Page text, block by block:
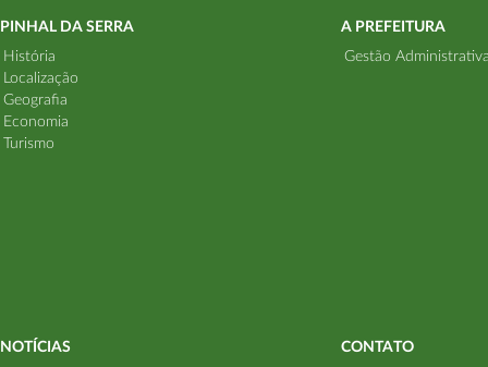
PINHAL DA SERRA
História
Localização
Geografia
Economia
Turismo
A PREFEITURA
Gestão
NOTÍCIAS
CONTATO